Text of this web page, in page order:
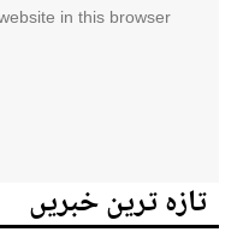
in this browser
تازہ ترین خبریں